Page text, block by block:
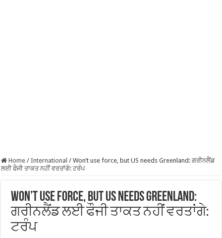
Home / International / Won’t use force, but US needs Greenland: ਗਰੀਨਲੈਂਡ
ਲਈ ਫੌਜੀ ਤਾਕਤ ਨਹੀਂ ਵਰਤਾਂਗੇ: ਟਰੰਪ
Won’t use force, but US needs Greenland:
ਗਰੀਨਲੈਂਡ ਲਈ ਫੌਜੀ ਤਾਕਤ ਨਹੀਂ ਵਰਤਾਂਗੇ:
ਟਰੰਪ